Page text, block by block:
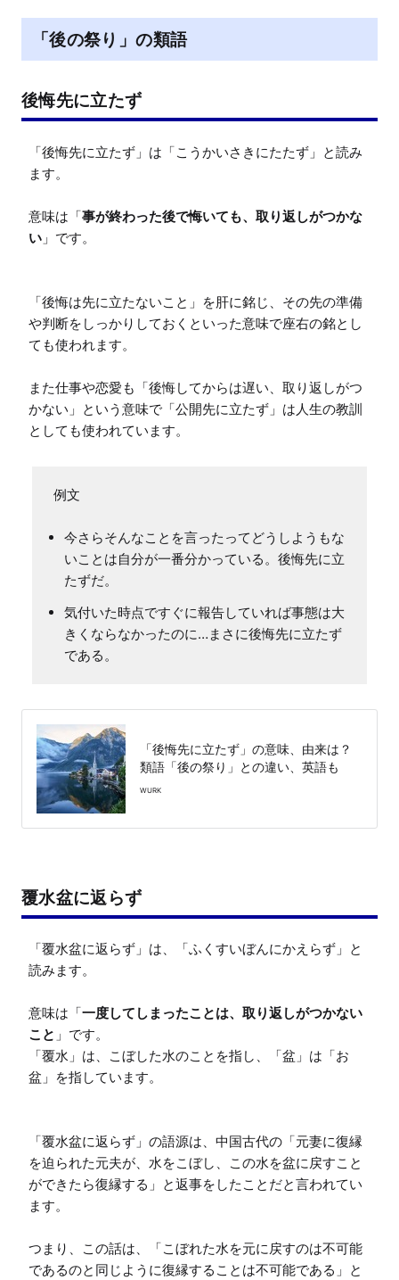
「後の祭り」の類語
後悔先に立たず
「後悔先に立たず」は「こうかいさきにたたず」と読み
ます。
意味は「事が終わった後で悔いても、取り返しがつかな
い 」です。
「後悔は先に立たないこと」を肝に銘じ、その先の準備
や判断をしっかりしておくといった意味で座右の銘とし
ても使われます。
また仕事や恋愛も「後悔してからは遅い、取り返しがつ
かない」という意味で「公開先に立たず」は人生の教訓
としても使われています。
今さらそんなことを言ったってどうしようもな
いことは自分が一番分かっている。後悔先に立
たずだ。
気付いた時点ですぐに報告していれば事態は大
きくならなかったのに…まさに後悔先に立たず
である。
「後悔先に立たず」の意味、由来は？
類語「後の祭り」との違い、英語も
WURK
覆水盆に返らず
「覆水盆に返らず」は、「ふくすいぼんにかえらず」と
読みます。
意味は「一度してしまったことは、取り返しがつかない
こと 」です。
「覆水」は、こぼした水のことを指し、「盆」は「お
盆」を指しています。
「覆水盆に返らず」の語源は、中国古代の「元妻に復縁
を迫られた元夫が、水をこぼし、この水を盆に戻すこと
ができたら復縁する」と返事をしたことだと言われてい
ます。
つまり、この話は、「こぼれた水を元に戻すのは不可能
であるのと同じように復縁することは不可能である」と